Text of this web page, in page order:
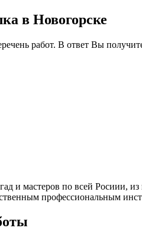
в Новогорске
работ. В ответ Вы
и мастеров по всей Росиии,
профессиональным